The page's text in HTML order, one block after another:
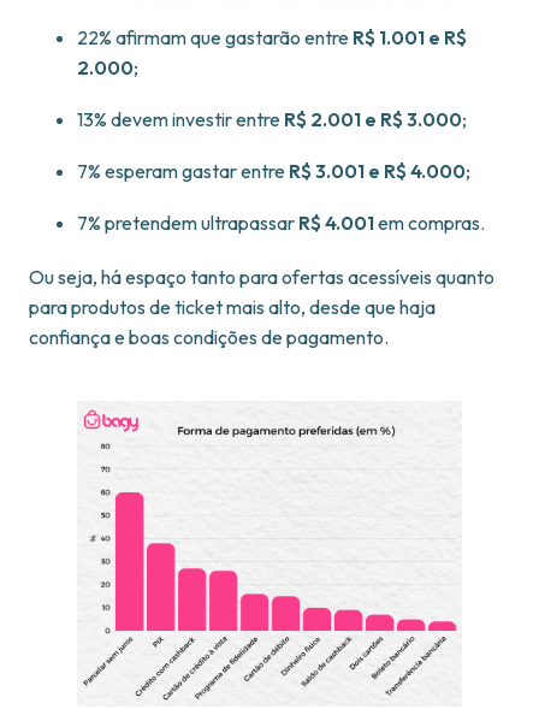
22% afirmam que gastarão entre R$ 1.001 e R$
2.000;
13% devem investir entre R$ 2.001 e R$ 3.000;
7% esperam gastar entre R$ 3.001 e R$ 4.000;
7% pretendem ultrapassar R$ 4.001em compras.
Ou seja, há espaço tanto para ofertas acessíveis quanto
para produtos de ticket mais alto, desde que haja
confiança e boas condições de pagamento.